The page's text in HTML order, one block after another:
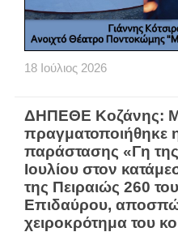
18 Ιούλιος 2026
ΔΗΠΕΘΕ Κοζάνης:
πραγματοποιήθηκε
παράστασης «Γη
Ιουλίου στον
της Πειραιώς 260
Επιδαύρου,
χειροκρότημα του